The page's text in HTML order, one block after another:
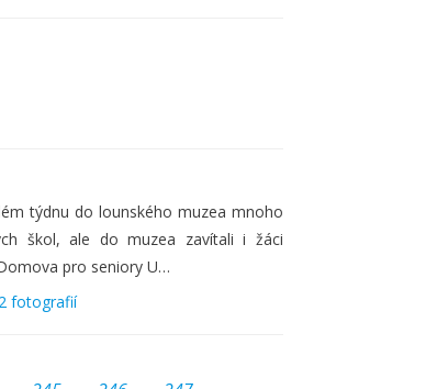
týdnu do lounského muzea mnoho
škol, ale do muzea zavítali i žáci
pro seniory U…
fotografií